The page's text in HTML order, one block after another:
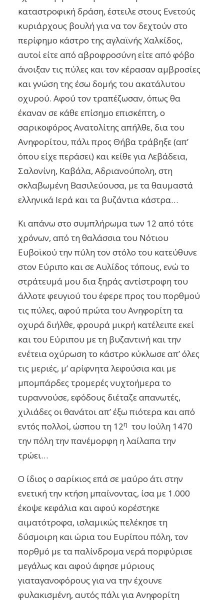
καταστροφική δράση, έστειλε στους Ενετούς
κυριάρχους βουλή για να τον δεχτούν στο
περίφημο κάστρο της αγλαϊνής Χαλκίδος,
αυτοί είτε από αβροφροσύνη είτε από φόβο
άνοιξαν τις πύλες και τον κέρασαν αμβροσίες
και γνώση της έσω δομής του ακατάλυτου
οχυρού. Αφού τον τραπέζωσαν, όπως θα
έκαναν σε κάθε επίσημο επισκέπτη, ο
σαρικοφόρος Ανατολίτης απήλθε, δια του
Ανηφορίτου, πάλι προς Θήβα τράβηξε (απ’
όπου είχε περάσει) και κείθε για Λεβάδεια,
Σαλονίνη, Καβάλα, Αδριανούπολη, στη
σκλαβωμένη Βασιλεύουσα, με τα θαυμαστά
ελληνικά Ιερά και τα βυζάντια κάστρα…
Κι απάνω στο συμπλήρωμα των 12 από τότε
χρόνων, από τη θαλάσσια του Νότιου
Ευβοϊκού την πύλη τον στόλο του κατεύθυνε
στον Εύριπο και σε Αυλίδος τόπους, ενώ το
στράτευμά μου δια ξηράς αντίστροφη του
άλλοτε φευγιού του έφερε προς του πορθμού
τις πύλες, αφού πρώτα του Ανηφορίτη τα
οχυρά διήλθε, φρουρά μικρή κατέλειπε εκεί
και του Εύριπου με τη βυζαντινή και την
ενέτεια οχύρωση το κάστρο κύκλωσε απ’ όλες
τις μεριές, μ’ αρίφνητα λεφούσια και με
μπομπάρδες τρομερές νυχτοήμερα το
τυραννούσε, εφόδους διέταζε απανωτές,
χιλιάδες οι θανάτοι απ’ έξω πιότερα και από
εντός πολλοί, ώσπου τη 12η του Ιούλη 1470
την πόλη την πανέμορφη η λαίλαπα την
τρώει…
Ο ίδιος ο σαρίκιος επά σε μαύρο άτι στην
ενετική την κτήση μπαίνοντας, ίσα με 1.000
έκοψε κεφάλια και αφού κορέστηκε
αιματότροφα, ισλαμικώς πελέκησε τη
δύσμοιρη και ώρια του Ευρίπου πόλη, τον
πορθμό με τα παλίνδρομα νερά πορφύρισε
μεγάλως και αφού άφησε μύριους
γιαταγανοφόρους για να την έχουνε
φυλακισμένη, αυτός πάλι για Ανηφορίτη